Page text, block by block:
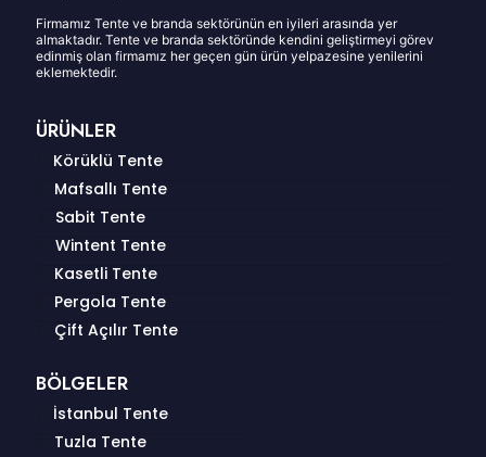
Firmamız Tente ve branda sektörünün en iyileri arasında yer
almaktadır. Tente ve branda sektöründe kendini geliştirmeyi görev
edinmiş olan firmamız her geçen gün ürün yelpazesine yenilerini
eklemektedir.
ÜRÜNLER
Körüklü Tente
Mafsallı Tente
Sabit Tente
Wintent Tente
Kasetli Tente
Pergola Tente
Çift Açılır Tente
BÖLGELER
İstanbul Tente
Tuzla Tente